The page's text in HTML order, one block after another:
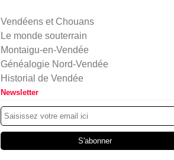
Vendéens et Chouans
Le monde souterrain
Montaigu-en-Vendée
Généalogie Nord-Vendée
Historial de Vendée
Newsletter